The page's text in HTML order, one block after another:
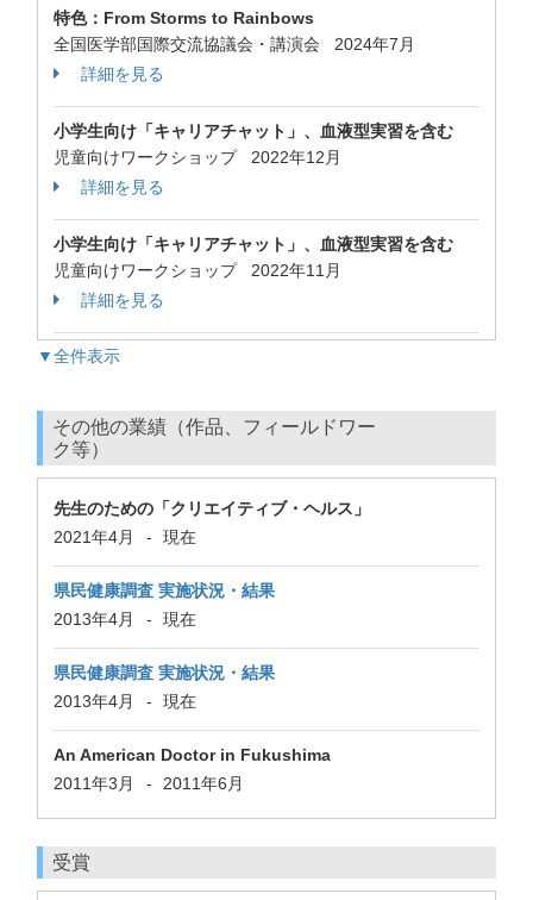
特色：From Storms to Rainbows
全国医学部国際交流協議会・講演会 2024年7月
詳細を見る
⼩学⽣向け「キャリアチャット」、⾎液型実習を含む
児童向けワークショップ 2022年12月
詳細を見る
⼩学⽣向け「キャリアチャット」、⾎液型実習を含む
児童向けワークショップ 2022年11月
詳細を見る
▼全件表示
その他の業績（作品、フィールドワー
ク等）
先生のための「クリエイティブ・ヘルス」
2021年4月
- 現在
県民健康調査 実施状況・結果
2013年4月
- 現在
県民健康調査 実施状況・結果
2013年4月
- 現在
An American Doctor in Fukushima
2011年3月
- 2011年6月
受賞